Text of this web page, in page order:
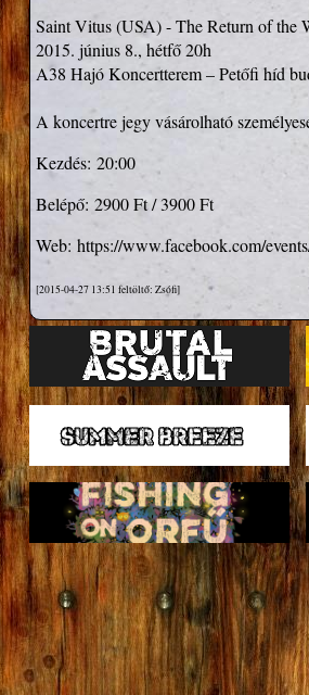
Saint Vitus (USA) - The Return of the
2015. június 8., hétfő 20h
A38 Hajó Koncertterem – Petőfi híd
A koncertre jegy vásárolható
Kezdés: 20:00
Belépő: 2900 Ft / 3900 Ft
Web: https://www.facebook.com/
[2015-04-27 13:51 feltöltő: Zsófi]